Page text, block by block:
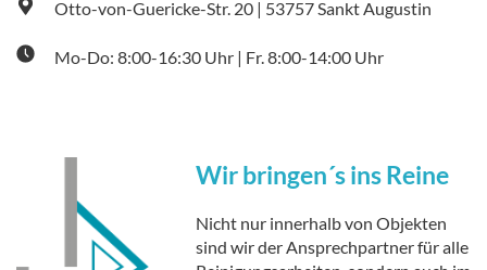
Otto-von-Guericke-Str. 20 | 53757 Sankt Augustin
Mo-Do: 8:00-16:30 Uhr | Fr. 8:00-14:00 Uhr
Wir bringen´s ins Reine
Nicht nur innerhalb von Objekten
sind wir der Ansprechpartner für alle